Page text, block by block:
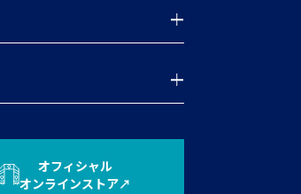
オフィシャル
オンラインストア